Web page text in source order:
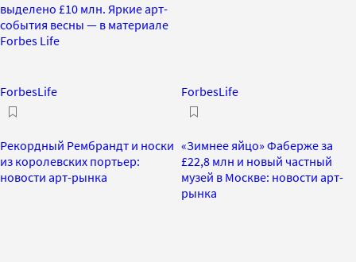
выделено £10 млн. Яркие арт-
события весны — в материале
Forbes Life
ForbesLife
Рекордный Рембрандт и носки
из королевских портьер:
новости арт-рынка
ForbesLife
«Зимнее яйцо» Фаберже за
£22,8 млн и новый частный
музей в Москве: новости арт-
рынка